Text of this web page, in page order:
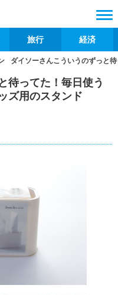
旅行 経済
ダイソーさんこういうのずっと
待ってた！毎日使う
ズ用のスタンド